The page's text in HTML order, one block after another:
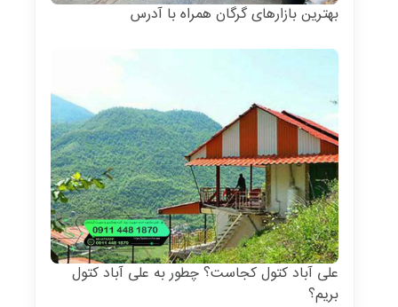
بهترین بازارهای گرگان همراه با آدرس
علی آباد کتول کجاست؟ چطور به علی آباد کتول
بریم؟